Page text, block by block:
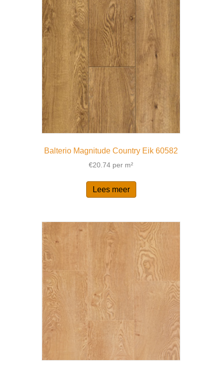
Balterio Magnitude Country Eik 60582
€20.74 per m²
Lees meer